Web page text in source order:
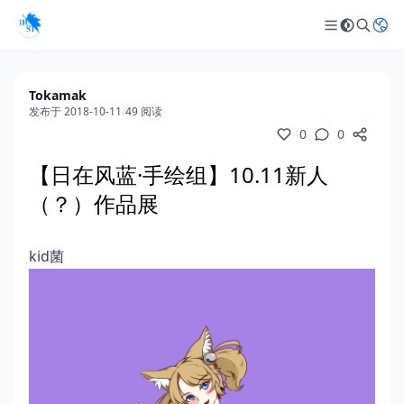
Tokamak
发布于 2018-10-11/49 阅读
0 0
【日在风蓝·手绘组】10.11新人
（？）作品展
kid菌